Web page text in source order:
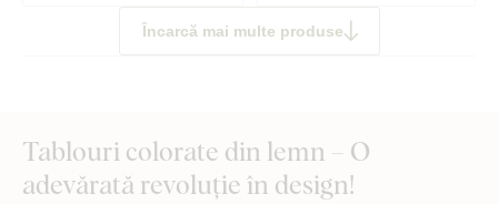
Încarcă mai multe produse
Tablouri colorate din lemn – O
adevărată revoluție în design!